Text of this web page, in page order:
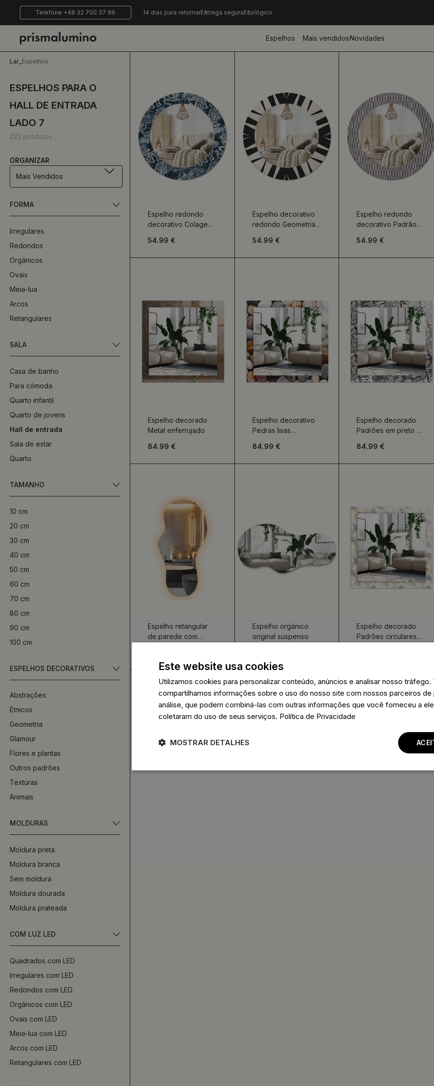
Telefone +48 32 700 37 99 14 dias para retornarEntrega seguraEcológico
Espelhos Mais vendidosNovidades
Lar Espelhos
ESPELHOS PARA O
HALL DE ENTRADA
LADO 7
223 produtos
ORGANIZAR
Mais Vendidos
FORMA
Irregulares
Redondos
Orgânicos
Ovais
Meia-lua
Arcos
Retangulares
SALA
Casa de banho
Para cómoda
Quarto infantil
Quarto de jovens
Hall de entrada
Sala de estar
Quarto
TAMANHO
10 cm
20 cm
30 cm
40 cm
50 cm
60 cm
70 cm
80 cm
90 cm
100 cm
ESPELHOS DECORATIVOS
Abstrações
Étnicos
Geometria
Glamour
Flores e plantas
Outros padrões
Texturas
Animais
MOLDURAS
Moldura preta
Moldura branca
Sem moldura
Moldura dourada
Moldura prateada
COM LUZ LED
Quadrados com LED
Irregulares com LED
Redondos com LED
Orgânicos com LED
Ovais com LED
Meia-lua com LED
Arcos com LED
Retangulares com LED
Espelho redondo
decorativo Colagem
54.99 €
Espelho decorativo
redondo Geometria
54.99 €
Espelho redondo
decorativo Padrão
geométricos
54.99 €
Espelho decorado
Metal enferrujado
84.99 €
Espelho decorativo
Pedras lisas
84.99 €
Espelho decorado
Padrões em preto e
84.99 €
Espelho retangular
de parede com
Espelho orgânico
original suspenso
Espelho decorado
Padrões circulares
Este website usa cookies
Utilizamos cookies para personalizar conteúdo, anúncios e analisar nosso tráfego.
compartilhamos informações sobre o uso do nosso site com nossos parceiros de
análise, que podem combiná-las com outras informações que você forneceu a
coletaram do uso de seus serviços. Política de Privacidade
MOSTRAR DETALHES